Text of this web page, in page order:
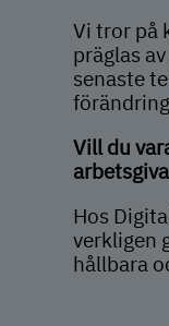
Vi tror på
präglas
senaste
Vill du
Hos
verkligen
hållbara